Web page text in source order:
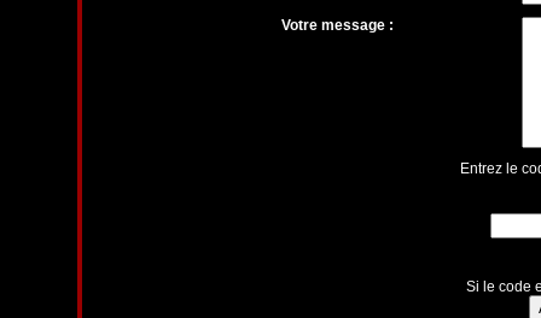
Votre message :
Entrez le
Si le code